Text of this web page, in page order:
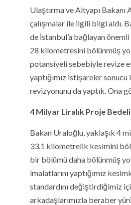
Ulaştırma ve Altyapı
çalışmalar ile ilgili bilgi aldı.
de İstanbul’a bağlayan
28 kilometresini bölünmüş
potansiyeli sebebiyle revize
yaptığımız istişareler
revizyonunu da yaptık. Ona
4 Milyar Liralık Proje Bedeli
Bakan Uraloğlu, yaklaşık 4
33.1 kilometrelik kesimini
bir bölümü daha bölünmüş
imalatlarını yaptığımız
standardını değiştirdiğimiz
arkadaşlarımızla beraber